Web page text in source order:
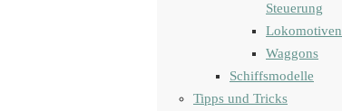
Steuerung
Lokomotiven
Waggons
Schiffsmodelle
Tipps und Tricks